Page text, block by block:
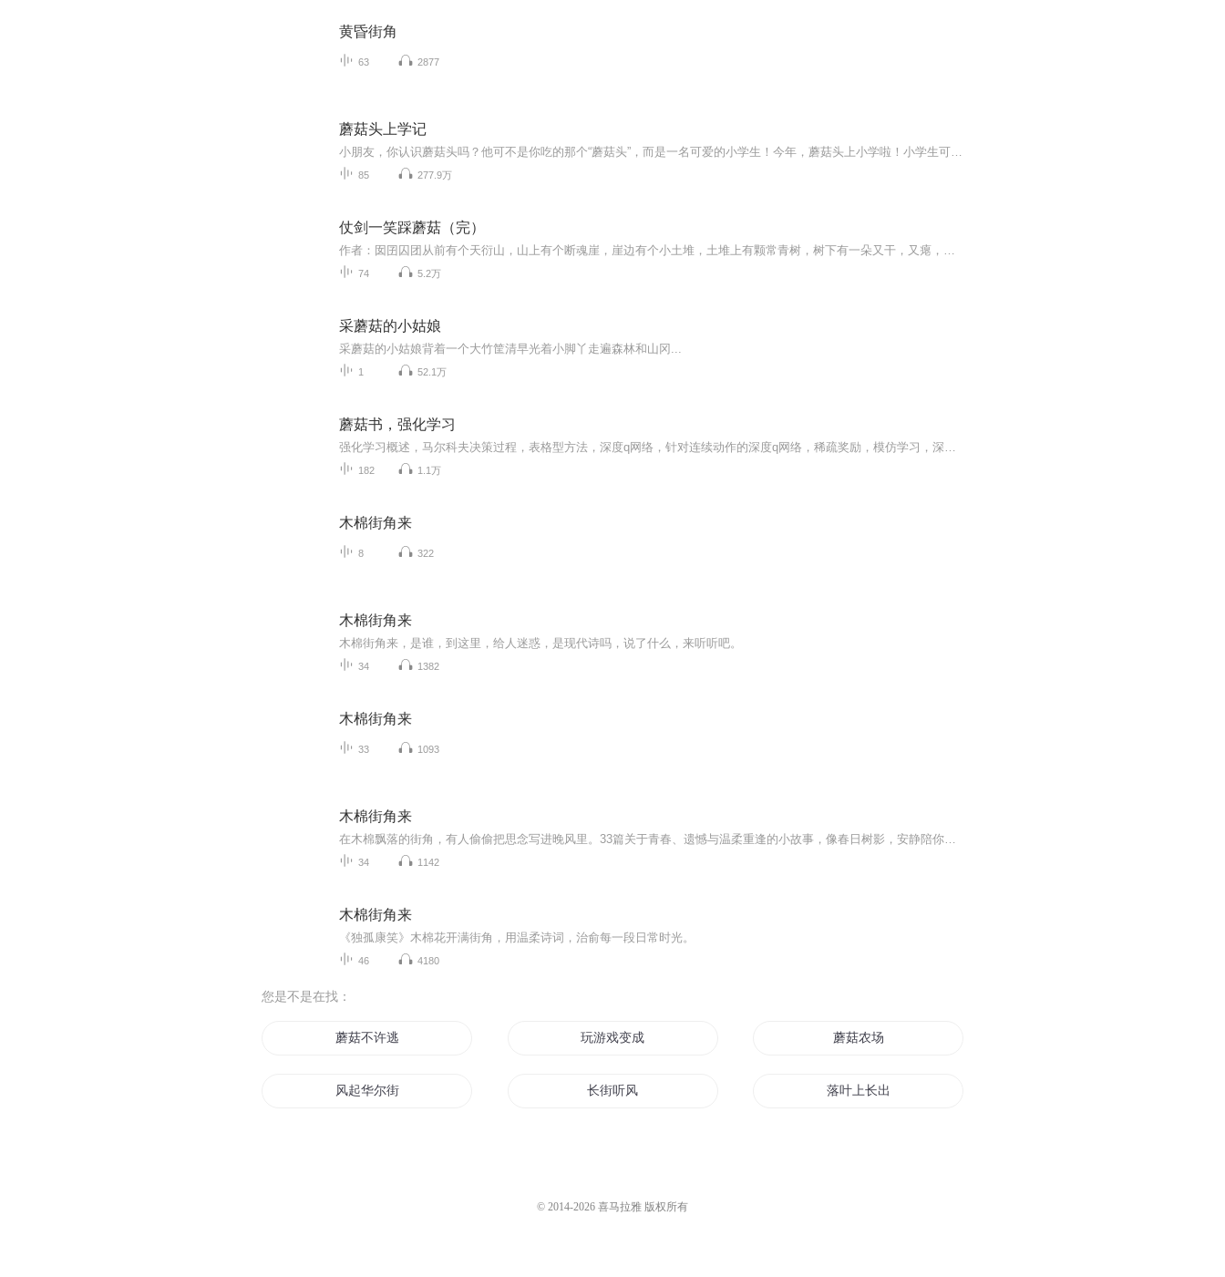
黄昏街角
63 2877
蘑菇头上学记
小朋友，你认识蘑菇头吗？他可不是你吃的那个“蘑菇头”，而是一名可爱的小学生！今年，蘑菇头上小学啦！小学生可不像幼儿园的小朋友！他学会了独立完成作业、交朋友，像吃饭、洗脸、刷牙、整理书包这些事情，太小菜一碟了！虽然蘑菇头学会了很多本领，但一年级的竞争还是很激烈的！比如，考试要比分数，班长需要竞选，哎呀，总之一句话，小学生也确实很辛苦呢！淘气包蘑菇头在学校发生了什么有趣的事情呢？快来一起看看吧！本专辑持续更新！喜欢的小朋友，别忘转发、打赏、点赞支持哦！我们这套书，还有更...
85 277.9万
仗剑一笑踩蘑菇（完）
作者：囡囝囚团从前有个天衍山，山上有个断魂崖，崖边有个小土堆，土堆上有颗常青树，树下有一朵又干，又瘪，又胆小的灵芝。每天看到人便惊惶地闭上眼默念：不要抓我炖汤，不要抓我炖汤……直到有一天，一道白光从天而降，她坐地成人，或者说，她拼命想要...
74 5.2万
采蘑菇的小姑娘
采蘑菇的小姑娘背着一个大竹筐清早光着小脚丫走遍森林和山冈...
1 52.1万
蘑菇书，强化学习
强化学习概述，马尔科夫决策过程，表格型方法，深度q网络，针对连续动作的深度q网络，稀疏奖励，模仿学习，深度确定性策略梯度
182 1.1万
木棉街角来
8 322
木棉街角来
木棉街角来，是谁，到这里，给人迷惑，是现代诗吗，说了什么，来听听吧。
34 1382
木棉街角来
33 1093
木棉街角来
在木棉飘落的街角，有人偷偷把思念写进晚风里。33篇关于青春、遗憾与温柔重逢的小故事，像春日树影，安静陪你走过漫长岁月。 �
34 1142
木棉街角来
《独孤康笑》木棉花开满街角，用温柔诗词，治俞每一段日常时光。
46 4180
您是不是在找：
蘑菇不许逃 玩游戏变成妹毒蘑菇炸死神 蘑菇农场
风起华尔街 长街听风 落叶上长出的蘑菇
© 2014-2026 喜马拉雅 版权所有